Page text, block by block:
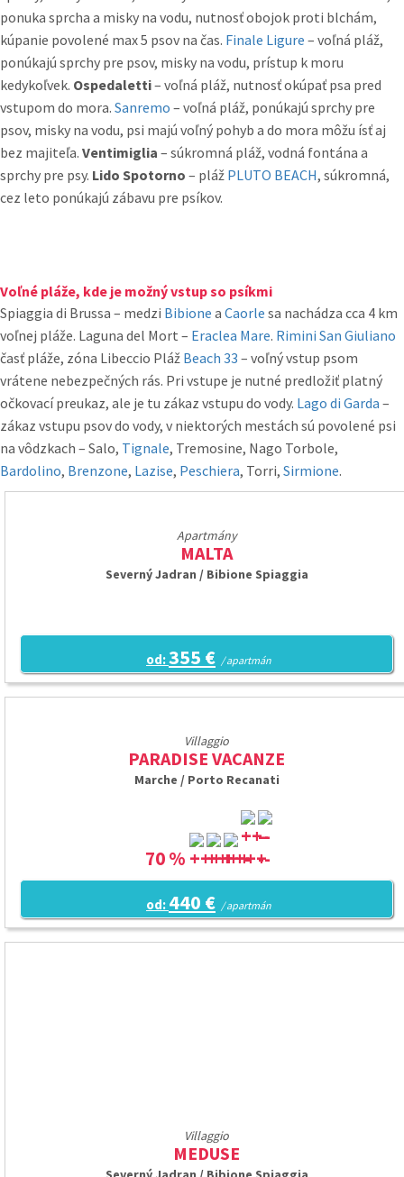
ponuka sprcha a misky na vodu, nutnosť obojok proti blchám,
kúpanie povolené max 5 psov na čas. Finale Ligure – voľná pláž,
ponúkajú sprchy pre psov, misky na vodu, prístup k moru
kedykoľvek. Ospedaletti– voľná pláž, nutnosť okúpať psa pred
vstupom do mora. Sanremo – voľná pláž, ponúkajú sprchy pre
psov, misky na vodu, psi majú voľný pohyb a do mora môžu ísť aj
bez majiteľa. Ventimiglia – súkromná pláž, vodná fontána a
sprchy pre psy. Lido Spotorno – pláž PLUTO BEACH, súkromná,
cez leto ponúkajú zábavu pre psíkov.
Voľné pláže, kde je možný vstup so psíkmi
Spiaggia di Brussa – medzi Bibione a Caorle sa nachádza cca 4 km
voľnej pláže. Laguna del Mort – Eraclea Mare. Rimini San Giuliano
časť pláže, zóna Libeccio Pláž Beach 33 – voľný vstup psom
vrátene nebezpečných rás. Pri vstupe je nutné predložiť platný
očkovací preukaz, ale je tu zákaz vstupu do vody. Lago di Garda –
zákaz vstupu psov do vody, v niektorých mestách sú povolené psi
na vôdzkach – Salo, Tignale, Tremosine, Nago Torbole,
Bardolino, Brenzone, Lazise, Peschiera, Torri, Sirmione.
Apartmány
MALTA
Severný Jadran / Bibione Spiaggia
od:355 € / apartmán
Villaggio
PARADISE VACANZE
Marche / Porto Recanati
70 %
od: 440 € / apartmán
Villaggio
MEDUSE